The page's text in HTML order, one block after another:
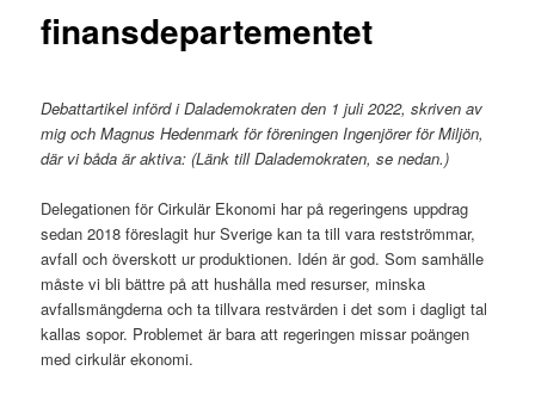
finansdepartementet
Debattartikel införd i Dalademokraten den 1 juli 2022, skriven av
mig och Magnus Hedenmark för föreningen Ingenjörer för Miljön,
där vi båda är aktiva: (Länk till Dalademokraten, se nedan.)
Delegationen för Cirkulär Ekonomi har på regeringens uppdrag
sedan 2018 föreslagit hur Sverige kan ta till vara restströmmar,
avfall och överskott ur produktionen. Idén är god. Som samhälle
måste vi bli bättre på att hushålla med resurser, minska
avfallsmängderna och ta tillvara restvärden i det som i dagligt tal
kallas sopor. Problemet är bara att regeringen missar poängen
med cirkulär ekonomi.